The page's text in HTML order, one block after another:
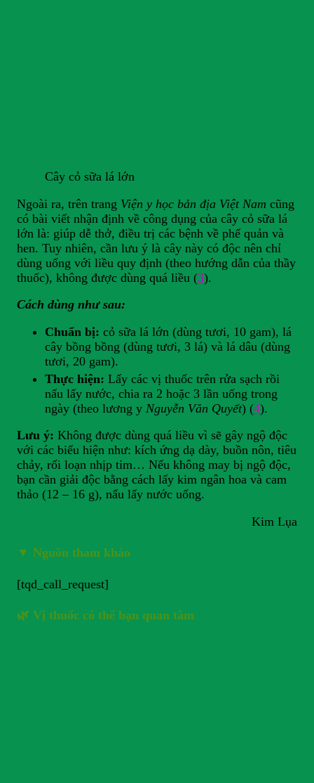
Cây cỏ sữa lá lớn
Ngoài ra, trên trang Viện y học bản địa Việt Nam cũng
có bài viết nhận định về công dụng của cây cỏ sữa lá
lớn là: giúp dễ thở, điều trị các bệnh về phế quản và
hen. Tuy nhiên, cần lưu ý là cây này có độc nên chỉ
dùng uống với liều quy định (theo hướng dẫn của thầy
thuốc), không được dùng quá liều (3).
Cách dùng như sau:
Chuẩn bị: cỏ sữa lá lớn (dùng tươi, 10 gam), lá
cây bồng bồng (dùng tươi, 3 lá) và lá dâu (dùng
tươi, 20 gam).
Thực hiện: Lấy các vị thuốc trên rửa sạch rồi
nấu lấy nước, chia ra 2 hoặc 3 lần uống trong
ngày (theo lương y Nguyễn Văn Quyết) (4).
Lưu ý: Không được dùng quá liều vì sẽ gây ngộ độc
với các biểu hiện như: kích ứng dạ dày, buồn nôn, tiêu
chảy, rối loạn nhịp tim… Nếu không may bị ngộ độc,
bạn cần giải độc bằng cách lấy kim ngân hoa và cam
thảo (12 – 16 g), nấu lấy nước uống.
Kim Lụa
▼ Nguồn tham khảo
[tqd_call_request]
🌿 Vị thuốc có thể bạn quan tâm